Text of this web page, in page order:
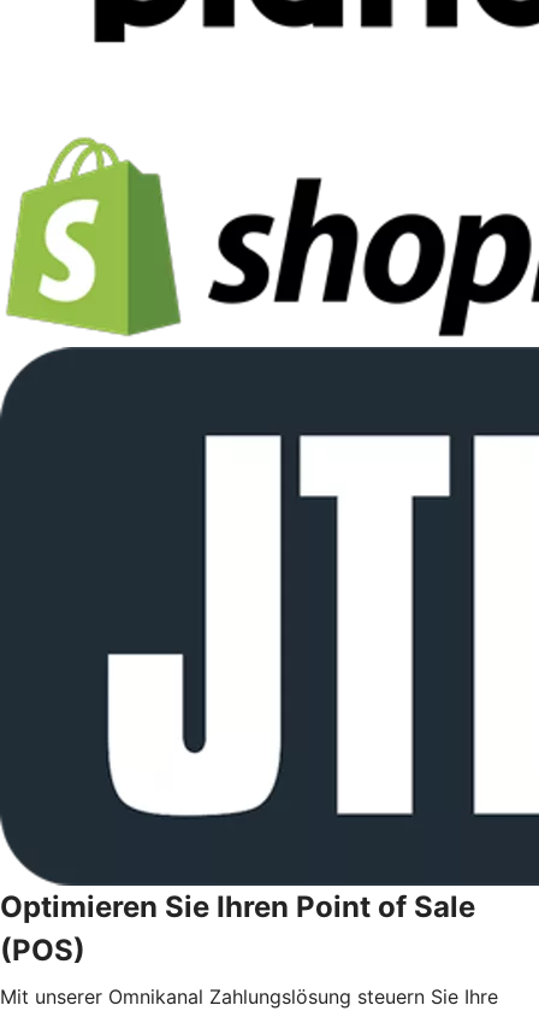
Optimieren Sie Ihren Point of Sale
(POS)
Mit unserer Omnikanal Zahlungslösung steuern Sie Ihre